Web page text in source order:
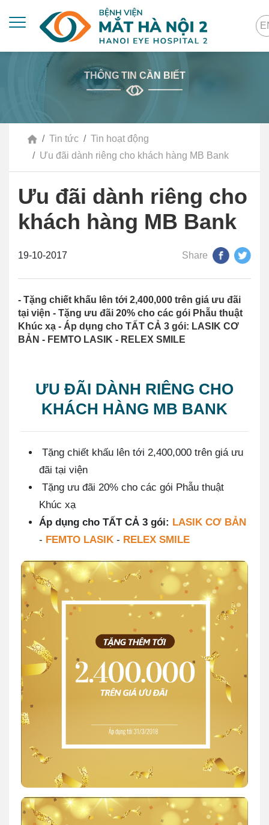
THÔNG TIN CẦN BIẾT
Tin tức
Tin hoạt động
Ưu đãi dành riêng cho khách hàng MB Bank
Ưu đãi dành riêng cho
khách hàng MB Bank
19-10-2017 Share
- Tặng chiết khấu lên tới 2,400,000 trên giá ưu đãi
tại viện - Tặng ưu đãi 20% cho các gói Phẫu thuật
Khúc xạ - Áp dụng cho TẤT CẢ 3 gói: LASIK CƠ
BẢN - FEMTO LASIK - RELEX SMILE
ƯU ĐÃI DÀNH RIÊNG CHO
KHÁCH HÀNG MB BANK
Tặng chiết khấu lên tới 2,400,000 trên giá ưu
đãi tại viện
Tặng ưu đãi 20% cho các gói Phẫu thuật
Khúc xạ
Áp dụng cho TẤT CẢ 3 gói: LASIK CƠ BẢN
- FEMTO LASIK - RELEX SMILE